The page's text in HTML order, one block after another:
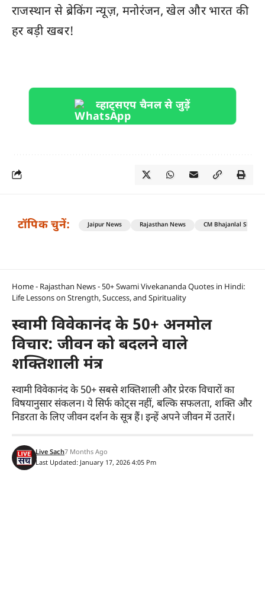
राजस्थानसे ब्रेकिंग न्यूज़, मनोरंजन, खेल औरभारत की
हर बड़ी खबर!
व्हाट्सएप चैनल से जुड़ें
टॉपिक चुनें: Jaipur News Rajasthan News CM Bhajanlal
Home- Rajasthan News-50+ Swami Vivekananda Quotes in Hindi:
Life Lessons on Strength, Success, and Spirituality
स्वामी विवेकानंद के 50+ अनमोल
विचार: जीवन को बदलने वाले
शक्तिशाली मंत्र
स्वामी विवेकानंद के 50+ सबसे शक्तिशाली और प्रेरक विचारों का
विषयानुसार संकलन। ये सिर्फ कोट्स नहीं, बल्कि सफलता, शक्ति और
निडरता के लिए जीवन दर्शन के सूत्र हैं। इन्हें अपने जीवन में उतारें।
Last Updated: January 17, 2026 4:05 Pm
Live Sach7 Months Ago